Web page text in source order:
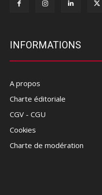
INFORMATIONS
A propos
Charte éditoriale
CGV - CGU
Cookies
Charte de modération